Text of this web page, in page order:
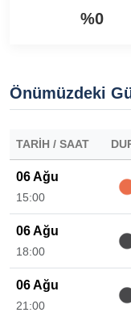
%0
Önümüzdeki
TARIH / SAAT
06 Ağu
15:00
06 Ağu
18:00
06 Ağu
21:00